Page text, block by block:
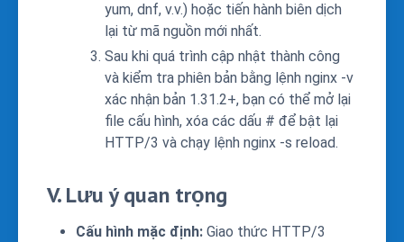
yum, dnf, v.v.) hoặc tiến hành biên dịch
lại từ mã nguồn mới nhất.
Sau khi quá trình cập nhật thành công
và kiểm tra phiên bản bằng lệnh nginx -v
xác nhận bản 1.31.2+, bạn có thể mở lại
file cấu hình, xóa các dấu # để bật lại
HTTP/3 và chạy lệnh nginx -s reload.
V. Lưu ý quan trọng
Cấu hình mặc định: Giao thức HTTP/3